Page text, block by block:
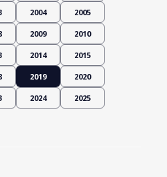
2004 2005
2009 2010
2014 2015
2019 2020
2024 2025